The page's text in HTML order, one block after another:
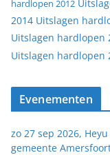
hardlopen 2012
2014 Uitslagen
Uitslagen hardlopen
Uitslagen hardlopen
Evenementen
zo 27 sep 2026,
gemeente